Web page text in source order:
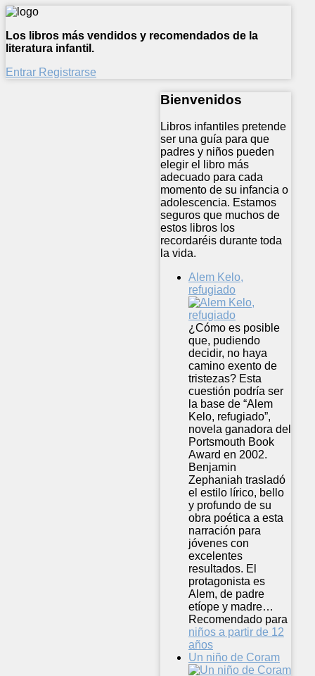
Los libros más vendidos y recomendados de la
literatura infantil.
Entrar Registrarse
Bienvenidos
Libros infantiles pretende
ser una guía para que
padres y niños pueden
elegir el libro más
adecuado para cada
momento de su infancia o
adolescencia. Estamos
seguros que muchos de
estos libros los
recordaréis durante toda
la vida.
Alem Kelo,
refugiado
¿Cómo es posible
que, pudiendo
decidir, no haya
camino exento de
tristezas? Esta
cuestión podría ser
la base de “Alem
Kelo, refugiado”,
novela ganadora del
Portsmouth Book
Award en 2002.
Benjamin
Zephaniah trasladó
el estilo lírico, bello
y profundo de su
obra poética a esta
narración para
jóvenes con
excelentes
resultados. El
protagonista es
Alem, de padre
etíope y madre…
Recomendado para
niños a partir de 12
años
Un niño de Coram